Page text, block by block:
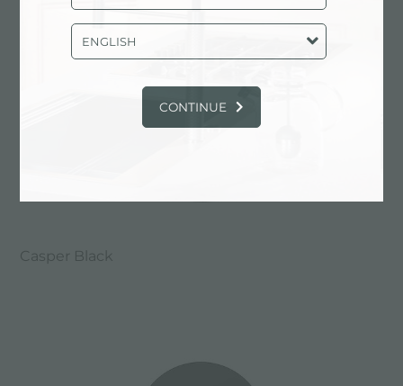
Casper Black
ENGLISH
CONTINUE